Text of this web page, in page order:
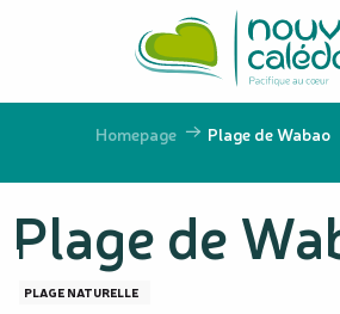
principal
Homepage Plage de Wabao
Plage de
PLAGE NATURELLE